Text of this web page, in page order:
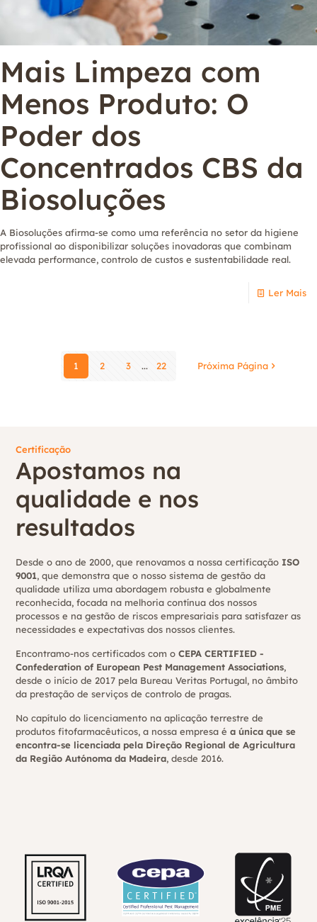
Mais Limpeza com
Menos Produto: O
Poder dos
Concentrados CBS da
Biosoluções
A Biosoluções afirma-se como uma referência no setor da higiene
profissional ao disponibilizar soluções inovadoras que combinam
elevada performance, controlo de custos e sustentabilidade real.
Ler Mais
1 2 3 ... 22 Próxima Página
Certificação
Apostamos na
qualidade e nos
resultados
Desde o ano de 2000, que renovamos a nossa certificação ISO
9001, que demonstra que o nosso sistema de gestão da
qualidade utiliza uma abordagem robusta e globalmente
reconhecida, focada na melhoria contínua dos nossos
processos e na gestão de riscos empresariais para satisfazer as
necessidades e expectativas dos nossos clientes.
Encontramo-nos certificados com oCEPA CERTIFIED -
Confederation of European Pest Management Associations,
desde o início de 2017 pela Bureau Veritas Portugal, no âmbito
da prestação de serviços de controlo de pragas.
No capítulo do licenciamento na aplicação terrestre de
produtos fitofarmacêuticos, a nossa empresa éa única que se
encontra-se licenciada pela Direção Regional de Agricultura
da Região Autónoma da Madeira, desde 2016.